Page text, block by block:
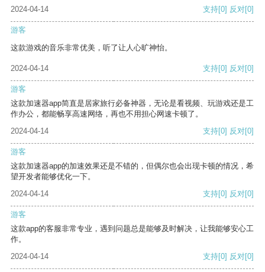
2024-04-14
支持[0] 反对[0]
游客
这款游戏的音乐非常优美，听了让人心旷神怡。
2024-04-14 支持[0] 反对[0]
游客
这款加速器app简直是居家旅行必备神器，无论是看视频、玩游戏还是工
作办公，都能畅享高速网络，再也不用担心网速卡顿了。
2024-04-14
支持[0] 反对[0]
游客
这款加速器app的加速效果还是不错的，但偶尔也会出现卡顿的情况，希
望开发者能够优化一下。
2024-04-14
支持[0] 反对[0]
游客
这款app的客服非常专业，遇到问题总是能够及时解决，让我能够安心工
作。
2024-04-14
支持[0] 反对[0]